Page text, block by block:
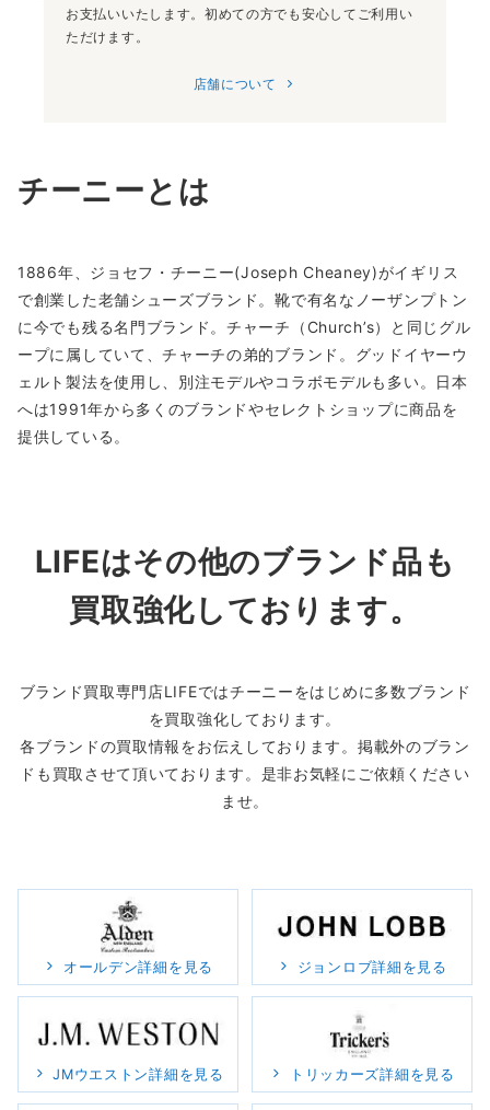
お支払いいたします。初めての方でも安心してご利用い
ただけます。
店舗について
チーニーとは
1886年、ジョセフ・チーニー(Joseph Cheaney)がイギリス
で創業した老舗シューズブランド。靴で有名なノーザンプトン
に今でも残る名門ブランド。チャーチ（Church’s）と同じグル
ープに属していて、チャーチの弟的ブランド。グッドイヤーウ
ェルト製法を使用し、別注モデルやコラボモデルも多い。日本
へは1991年から多くのブランドやセレクトショップに商品を
提供している。
LIFEはその他のブランド品も
買取強化しております。
ブランド買取専門店LIFEではチーニーをはじめに多数ブランド
を買取強化しております。
各ブランドの買取情報をお伝えしております。掲載外のブラン
ドも買取させて頂いております。是非お気軽にご依頼ください
ませ。
オールデン詳細を見る ジョンロブ詳細を見る
JMウエストン詳細を見る トリッカーズ詳細を見る